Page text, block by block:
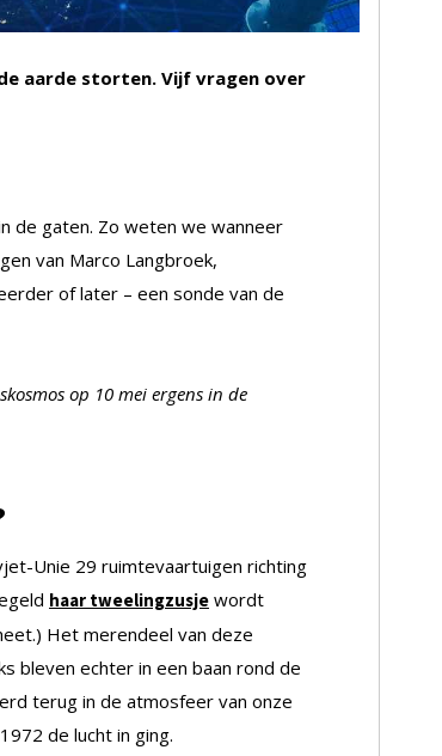
aarde storten. Vijf vragen over
de gaten. Zo weten we wanneer
van Marco Langbroek,
of later – een sonde van de
op 10 mei ergens in de
Unie 29 ruimtevaartuigen richting
haar tweelingzusje wordt
Het merendeel van deze
bleven echter in een baan rond de
terug in de atmosfeer van onze
de lucht in ging.